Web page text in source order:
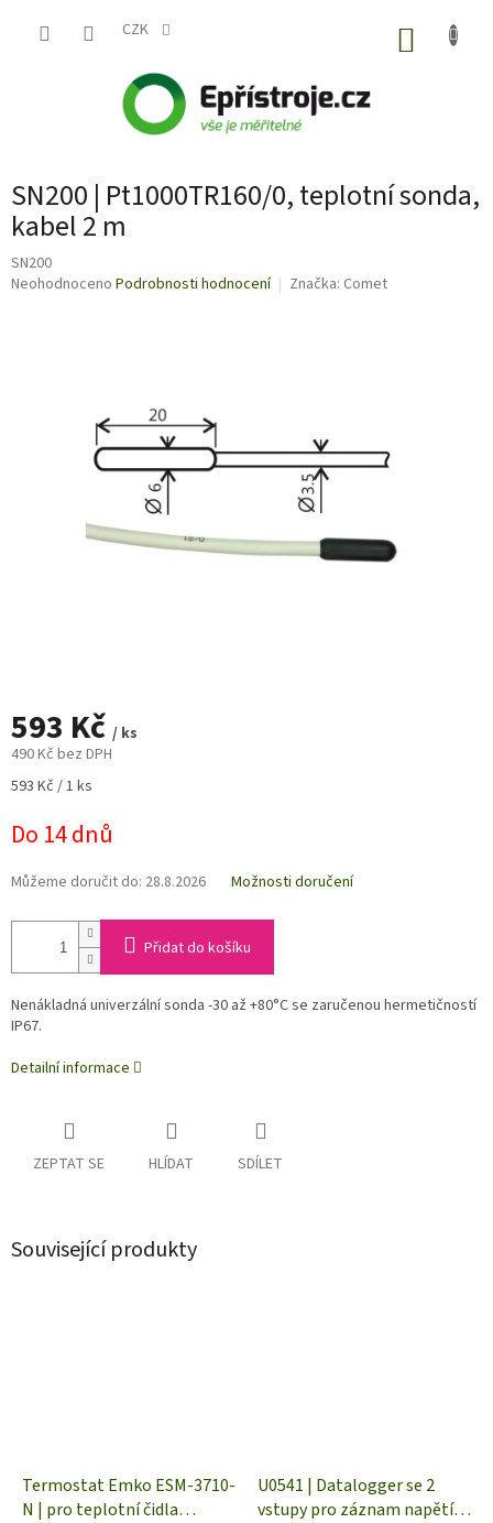
CZK
SN200 | Pt1000TR160/0, teplotní sonda,
kabel 2 m
SN200
Průměrné
Neohodnoceno Podrobnosti hodnocení Značka: Comet
593 Kč / ks
490 Kč bez DPH
Měrná
593 Kč / 1 ks
Do 14 dnů
Můžeme doručit do: 28.8.2026 Možnosti doručení
Přidat do košíku
Nenákladná univerzální sonda -30 až +80°C se zaručenou hermetičností
IP67.
Detailní informace
ZEPTAT SE HLÍDAT SDÍLET
Související produkty
Termostat Emko ESM-3710-
N | pro teplotní čidla
U0541 | Datalogger se 2
vstupy pro záznam napětí